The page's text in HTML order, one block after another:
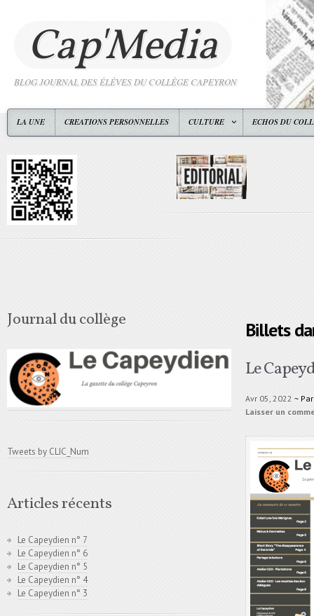
Cap'Media
BLOG JOURNAL DES ÉLÈVES DU COLLÈGE CAPEYRON
LA UNE CREATIONS PERSONNELLES CULTURE ECHOS DU
Billets
Le
Avr 05, 2022 ~
Laisser un
Journal du collège
Tweets by CLIC_Num
Articles récents
Le Capeydien n° 7
Le Capeydien n° 6
Le Capeydien n° 5
Le Capeydien n° 4
Le Capeydien n° 3